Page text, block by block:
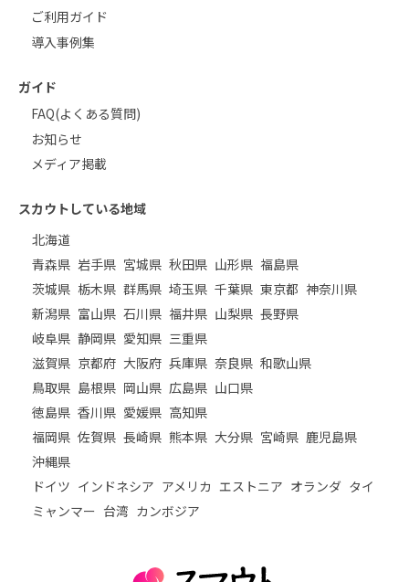
ご利用ガイド
導入事例集
ガイド
FAQ(よくある質問)
お知らせ
メディア掲載
スカウトしている地域
北海道
青森県 岩手県 宮城県 秋田県 山形県 福島県
茨城県 栃木県 群馬県 埼玉県 千葉県 東京都 神奈川県
新潟県 富山県 石川県 福井県 山梨県 長野県
岐阜県 静岡県 愛知県 三重県
滋賀県 京都府 大阪府 兵庫県 奈良県 和歌山県
鳥取県 島根県 岡山県 広島県 山口県
徳島県 香川県 愛媛県 高知県
福岡県 佐賀県 長崎県 熊本県 大分県 宮崎県 鹿児島県
沖縄県
ドイツ インドネシア アメリカ エストニア オランダ タイ
ミャンマー 台湾 カンボジア